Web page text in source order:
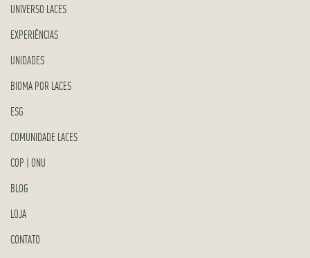
UNIVERSO LACES
EXPERIÊNCIAS
UNIDADES
BIOMA POR LACES
ESG
COMUNIDADE LACES
COP | ONU
BLOG
LOJA
CONTATO